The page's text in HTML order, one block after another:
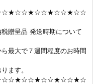
贈呈品 発送時期について
ら最大で７週間程度のお時間
ます。